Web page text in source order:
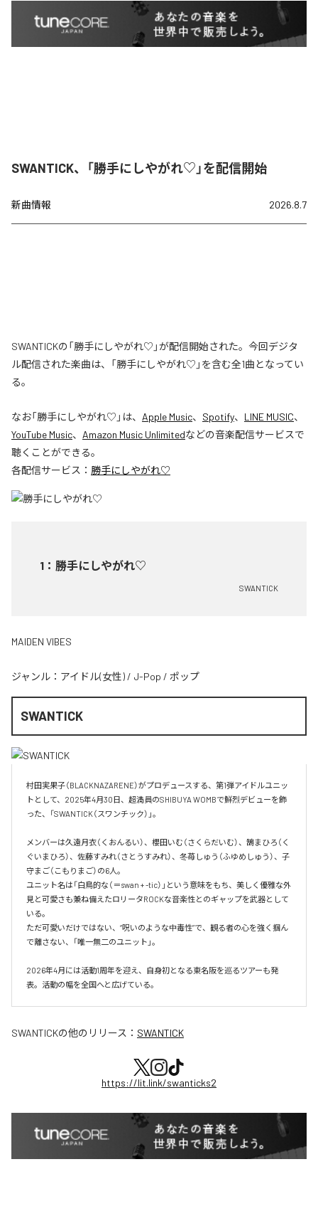
SWANTICK、「勝手にしやがれ♡」を配信開始
新曲情報 2026.8.7
SWANTICKの「勝手にしやがれ♡」が配信開始された。今回デジタ
ル配信された楽曲は、「勝手にしやがれ♡」を含む全1曲となってい
る。
なお「勝手にしやがれ♡ 」は、 Apple Music、 Spotify、 LINE MUSIC、
YouTube Music、 Amazon Music Unlimitedなどの音楽配信サービスで
聴くことができる。
各配信サービス： 勝手にしやがれ♡
1 ： 勝手にしやがれ♡
SWANTICK
MAIDEN VIBES
ジャンル： アイドル(女性) / J-Pop / ポップ
SWANTICK
村田実果子（BLACKNAZARENE）がプロデュースする、第1弾アイドルユニッ
トとして、2025年4月30日、超満員のSHIBUYA WOMBで鮮烈デビューを飾
った、「SWANTICK（スワンチック）」。
メンバーは久遠月衣（くおんるい）、櫻田いむ（さくらだいむ）、鵠まひろ（く
ぐいまひろ）、佐藤すみれ（さとうすみれ）、冬苺しゅう（ふゆめしゅう）、子
守まご（こもりまご）の6人。
ユニット名は「白鳥的な（＝swan + -tic）」という意味をもち、美しく優雅な外
見と可愛さも兼ね備えたロリータROCKな音楽性とのギャップを武器として
いる。
ただ可愛いだけではない、“呪いのような中毒性”で、観る者の心を強く掴ん
で離さない、「唯一無二のユニット」。
2026年4月には活動1周年を迎え、自身初となる東名阪を巡るツアーも発
表。活動の幅を全国へと広げている。
SWANTICKの他のリリース： SWANTICK
https://lit.link/swanticks2